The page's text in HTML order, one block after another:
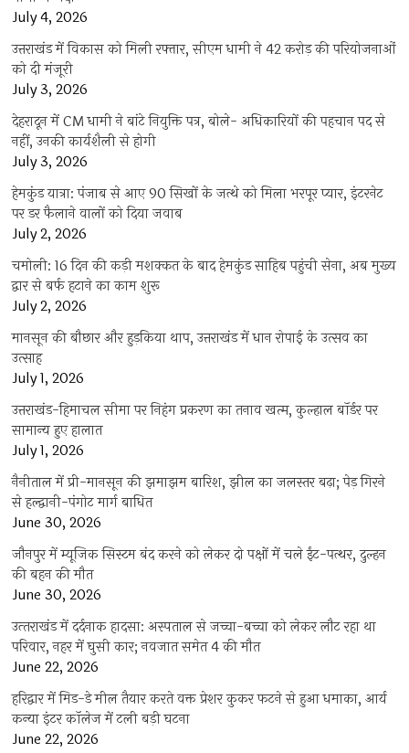
July 4, 2026
उत्तराखंड में विकास को मिली रफ्तार, सीएम धामी ने 42 करोड़ की परियोजनाओं
को दी मंजूरी
July 3, 2026
देहरादून में CM धामी ने बांटे नियुक्ति पत्र, बोले- अधिकारियों की पहचान पद से
नहीं, उनकी कार्यशैली से होगी
July 3, 2026
हेमकुंड यात्रा: पंजाब से आए 90 सिखों के जत्थे को मिला भरपूर प्यार, इंटरनेट
पर डर फैलाने वालों को दिया जवाब
July 2, 2026
चमोली: 16 दिन की कड़ी मशक्कत के बाद हेमकुंड साहिब पहुंची सेना, अब मुख्य
द्वार से बर्फ हटाने का काम शुरू
July 2, 2026
मानसून की बौछार और हुड़किया थाप, उत्तराखंड में धान रोपाई के उत्सव का
उत्साह
July 1, 2026
उत्तराखंड-हिमाचल सीमा पर निहंग प्रकरण का तनाव खत्म, कुल्हाल बॉर्डर पर
सामान्य हुए हालात
July 1, 2026
नैनीताल में प्री-मानसून की झमाझम बारिश, झील का जलस्तर बढ़ा; पेड़ गिरने
से हल्द्वानी-पंगोट मार्ग बाधित
June 30, 2026
जौनपुर में म्यूजिक सिस्टम बंद करने को लेकर दो पक्षों में चले ईंट-पत्थर, दुल्हन
की बहन की मौत
June 30, 2026
उत्‍तराखंड में दर्दनाक हादसा: अस्पताल से जच्चा-बच्चा को लेकर लौट रहा था
परिवार, नहर में घुसी कार; नवजात समेत 4 की मौत
June 22, 2026
हरिद्वार में मिड-डे मील तैयार करते वक्त प्रेशर कुकर फटने से हुआ धमाका, आर्य
कन्या इंटर कॉलेज में टली बड़ी घटना
June 22, 2026